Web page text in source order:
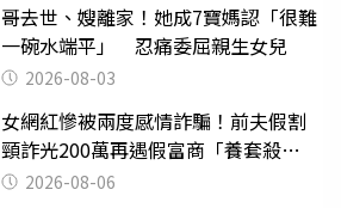
哥去世、嫂離家！她成7寶媽認「很難
一碗水端平」 忍痛委屈親生女兒
2026-08-03
女網紅慘被兩度感情詐騙！前夫假割
頸詐光200萬再遇假富商「養套殺
2000萬」
2026-08-06